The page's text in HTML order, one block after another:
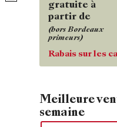
gratuite à
partir de
(hors Bordeaux
primeurs)
Rabais sur les
Meilleure
semaine